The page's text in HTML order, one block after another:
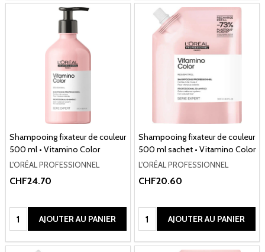
Shampooing fixateur de couleur
500 ml • Vitamino Color
L'ORÉAL PROFESSIONNEL
CHF24.70
Quantité:AJOUTER AU PANIER
Shampooing fixateur de couleur
500 ml sachet • Vitamino Color
L'ORÉAL PROFESSIONNEL
CHF20.60
Quantité:AJOUTER AU PANIER